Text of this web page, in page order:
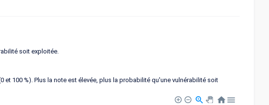
soit exploitée.
100 %). Plus la note est élevée, plus la probabilité qu'une vulnérabilité soit